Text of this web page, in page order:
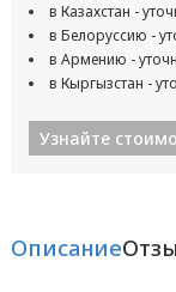
в Казахстан -
в Белоруссию -
в Армению -
в Кыргызстан -
Узнайте
Описание